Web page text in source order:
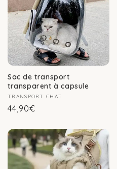
Sac de transport
transparent à capsule
Fournisseur :
TRANSPORT CHAT
Prix
44,90€